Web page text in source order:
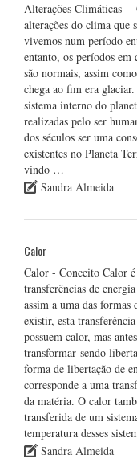
Alterações Climáticas -
alterações do clima que
vivemos num período
entanto, os períodos em
são normais, assim
chega ao fim era glaciar.
sistema interno do
realizadas pelo ser
dos séculos ser uma
existentes no Planeta
vindo …
Sandra Almeida
Calor
Calor - Conceito Calor é
transferências de
assim a uma das formas
existir, esta
possuem calor, mas
transformar sendo
forma de libertação de
corresponde a uma
da matéria. O calor
transferida de um
temperatura desses
Sandra Almeida